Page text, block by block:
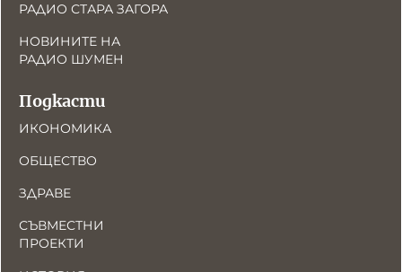
РАДИО СТАРА ЗАГОРА
НОВИНИТЕ НА
РАДИО ШУМЕН
Подкасти
ИКОНОМИКА
ОБЩЕСТВО
ЗДРАВЕ
СЪВМЕСТНИ
ПРОЕКТИ